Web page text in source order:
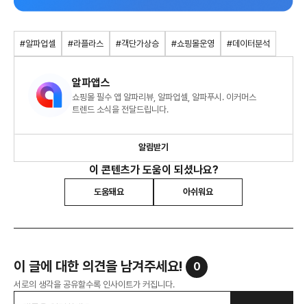
#알파업셀 #라플라스 #객단가상승 #쇼핑몰운영 #데이터분석
알파앱스
쇼핑몰 필수 앱 알파리뷰, 알파업셀, 알파푸시. 이커머스
트렌드 소식을 전달드립니다.
알림받기
이 콘텐츠가 도움이 되셨나요?
도움돼요 아쉬워요
이 글에 대한 의견을 남겨주세요! 0
서로의 생각을 공유할수록 인사이트가 커집니다.